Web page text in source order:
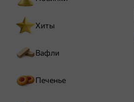
Хиты
Вафли
Печенье